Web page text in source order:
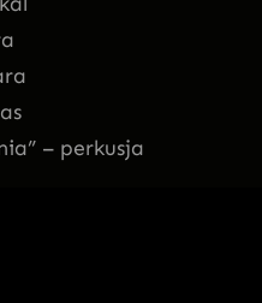
– perkusja